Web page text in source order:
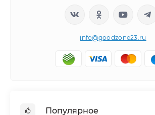
info@goodzone23.ru
Популярное